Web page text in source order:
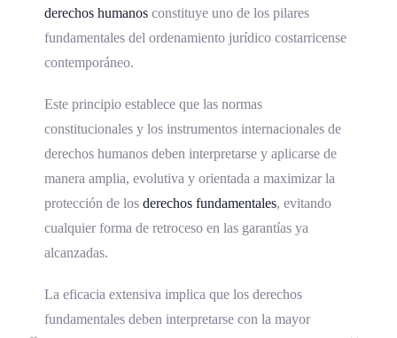
derechos humanos constituye uno de los pilares
fundamentales del ordenamiento jurídico costarricense
contemporáneo.
Este principio establece que las normas
constitucionales y los instrumentos internacionales de
derechos humanos deben interpretarse y aplicarse de
manera amplia, evolutiva y orientada a maximizar la
protección de los derechos fundamentales, evitando
cualquier forma de retroceso en las garantías ya
alcanzadas.
La eficacia extensiva implica que los derechos
fundamentales deben interpretarse con la mayor